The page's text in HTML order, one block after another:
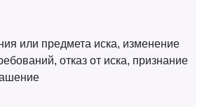
или предмета иска, изменение
отказ от иска, признание